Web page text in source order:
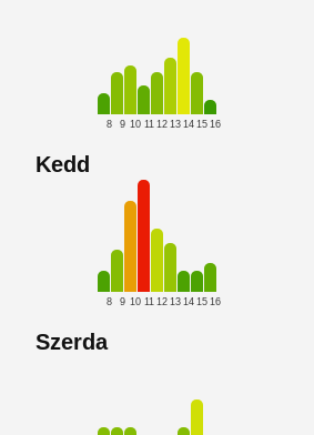
8 9 10 11 12 13 14 15 16
Kedd
8 9 10 11 12 13 14 15 16
Szerda